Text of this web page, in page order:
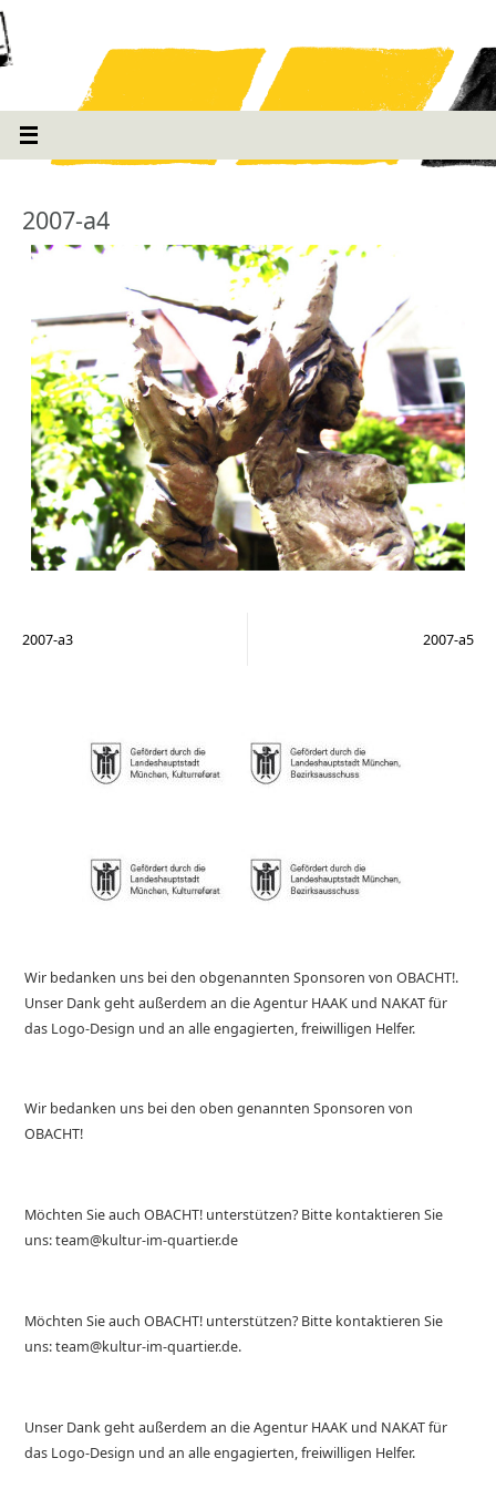
2007-a4
2007-a3 2007-a5
Wir bedanken uns bei den obgenannten Sponsoren von OBACHT!.
Unser Dank geht außerdem an die Agentur HAAK und NAKAT für
das Logo-Design und an alle engagierten, freiwilligen Helfer.
Wir bedanken uns bei den oben genannten Sponsoren von
OBACHT!
Möchten Sie auch OBACHT! unterstützen? Bitte kontaktieren Sie
uns: team@kultur-im-quartier.de
Möchten Sie auch OBACHT! unterstützen? Bitte kontaktieren Sie
uns: team@kultur-im-quartier.de.
Unser Dank geht außerdem an die Agentur HAAK und NAKAT für
das Logo-Design und an alle engagierten, freiwilligen Helfer.